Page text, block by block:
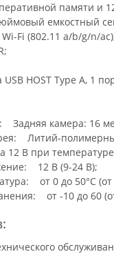
памяти и
емкостный
Fi (802.11 a/b/g/n/
USB HOST Type A, 1
Задняя камера: 16
Литий-
12 В при температуре
12 В (9-24 В);
от 0 до 50°C (от
от -10 до 60